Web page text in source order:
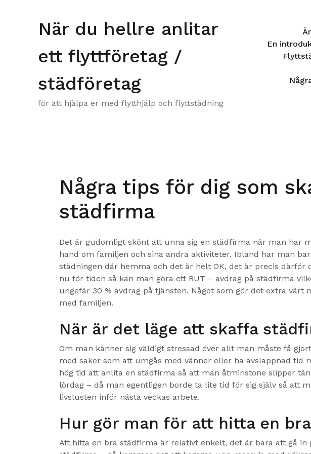
När du hellre anlitar
ett flyttföretag /
städföretag
för att hjälpa er med flytthjälp och flyttstädning
En
Några tips för dig som
städfirma
Det är gudomligt skönt att unna sig en städfirma när man har
hand om familjen och sina andra aktiviteter. Ibland har man
städningen där hemma och det är helt OK, det är precis därför
nu för tiden så kan man göra ett RUT – avdrag på städfirma
ungefär 30 % avdrag på tjänsten. Något som gör det extra värt
med familjen.
När är det läge att skaffa
Om man känner sig väldigt stressad över allt man måste få
med saker som att umgås med vänner eller ha avslappnad tid
hög tid att anlita en städfirma så att man åtminstone slipper
lördag – då man egentligen borde ta lite tid för sig själv så att
livslusten inför nästa veckas arbete.
Hur gör man för att hitta en
Att hitta en bra städfirma är relativt enkelt, det är bara att gå in